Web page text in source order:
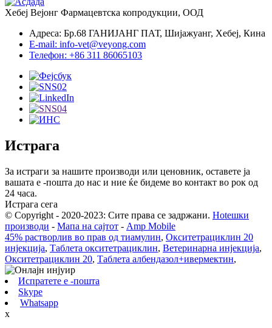
Хебеј Вејонг Фармацевтска копродукции, ООД
Адреса: Бр.68 ГАНИЈАНГ ПАТ, Шијажуанг, Хебеј, Кина
E-mail: info-vet@veyong.com
Телефон: +86 311 86065103
Истрага
За истраги за нашите производи или ценовник, оставете ја
вашата е -пошта до нас и ние ќе бидеме во контакт во рок од
24 часа.
Истрага сега
© Copyright - 2020-2023: Сите права се задржани. Hotешки
производи - Мапа на сајтот - Amp Mobile
45% растворлив во прав од тиамулин, Окситетрациклин 20
инјекција, Таблета окситетрациклин, Ветеринарна инјекција,
Окситетрациклин 20, Таблета албендазол+ивермектин,
Испратете е -пошта
Skype
Whatsapp
x